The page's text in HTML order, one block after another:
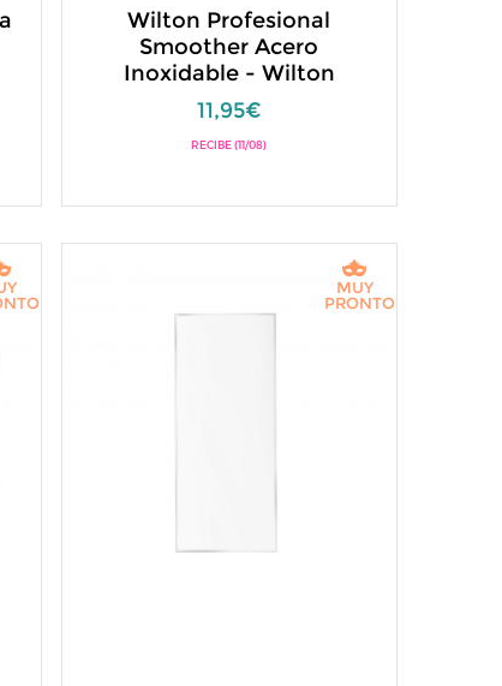
Wilton Profesional
Smoother Acero
Inoxidable - Wilton
11,95€
RECIBE (11/08)
MUY
PRONTO